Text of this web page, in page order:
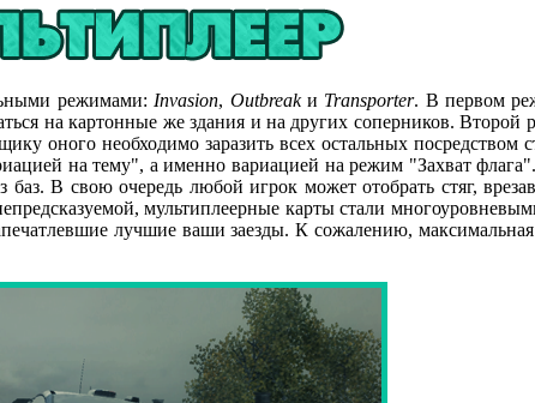
режимами: Invasion, Outbreakи Transporter. В первом
на картонные же здания и на других соперников.
оного необходимо заразить всех остальных
на тему", а именно вариацией на режим "Захват
баз. В свою очередь любой игрок может отобрать стяг,
мультиплеерные карты стали
лучшие ваши заезды. К сожалению,